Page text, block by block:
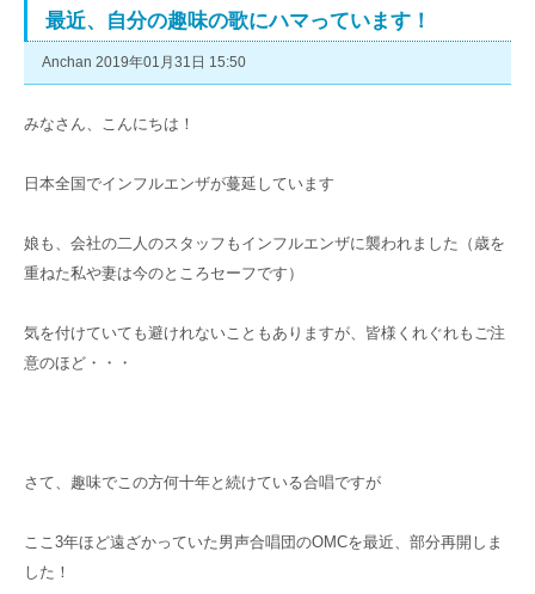
最近、自分の趣味の歌にハマっています！
Anchan 2019年01月31日 15:50
みなさん、こんにちは！
日本全国でインフルエンザが蔓延しています
娘も、会社の二人のスタッフもインフルエンザに襲われました（歳を
重ねた私や妻は今のところセーフです）
気を付けていても避けれないこともありますが、皆様くれぐれもご注
意のほど・・・
さて、趣味でこの方何十年と続けている合唱ですが
ここ3年ほど遠ざかっていた男声合唱団のOMCを最近、部分再開しま
した！